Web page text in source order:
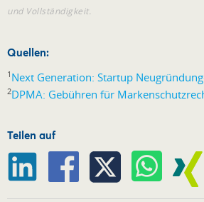
und Vollständigkeit.
Quellen:
1 Next Generation: Startup
2DPMA: Gebühren für
Teilen auf